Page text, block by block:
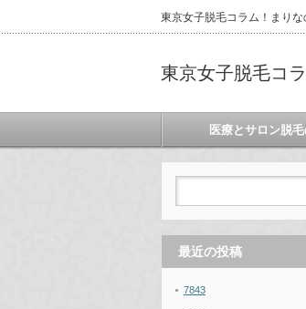
東京女子脱毛コラム！まりな
東京女子脱毛コ
医療とサロン脱
最近の投稿
7843